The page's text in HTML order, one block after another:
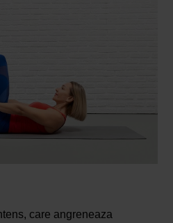
care angreneaza